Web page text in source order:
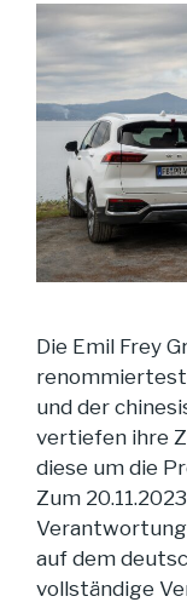
Die Emil Frey
und der
vertiefen ihre
diese um die
Zum
auf dem
vollständige